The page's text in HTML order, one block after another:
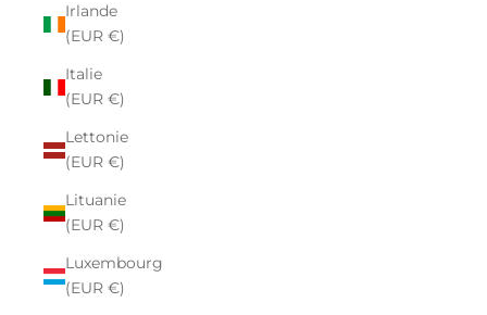
Irlande
(EUR €)
Italie
(EUR €)
Lettonie
(EUR €)
Lituanie
(EUR €)
Luxembourg
(EUR €)